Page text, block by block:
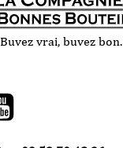
Buvez vrai, buvez bon.